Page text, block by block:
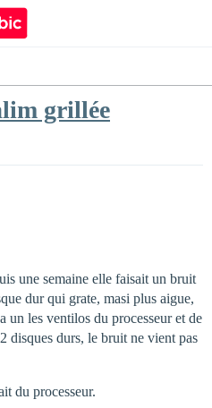
grillée
une semaine elle faisait un bruit
dur qui grate, masi plus aigue,
les ventilos du processeur et de
disques durs, le bruit ne vient pas
du processeur.